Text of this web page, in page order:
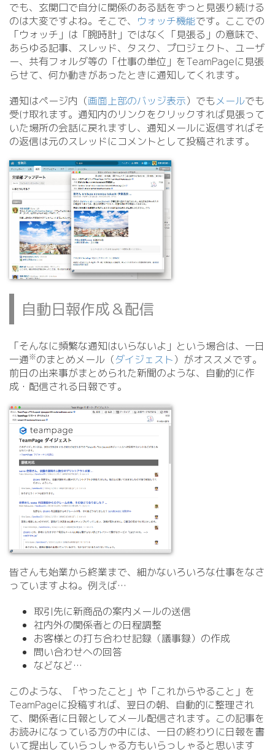
でも、玄関口で自分に関係のある話をずっと見張り続ける
のは大変ですよね。そこで、 ウォッチ機能です。ここでの
「ウォッチ」は「腕時計」ではなく「見張る」の意味で、
あらゆる記事、スレッド、タスク、プロジェクト、ユーザ
ー、共有フォルダ等の「仕事の単位」をTeamPageに見張
らせて、何か動きがあったときに通知してくれます。
通知はページ内（画面上部のバッジ表示）でもメールでも
受け取れます。通知内のリンクをクリックすれば見張って
いた場所の会話に戻れますし、通知メールに返信すればそ
の返信は元のスレッドにコメントとして投稿されます。
自動日報作成＆配信
「そんなに頻繁な通知はいらないよ」という場合は、一日
一通※のまとめメール（ダイジェスト）がオススメです。
前日の出来事がまとめられた新聞のような、自動的に作
成・配信される日報です。
皆さんも始業から終業まで、細かないろいろな仕事をなさ
っていますよね。例えば…
取引先に新商品の案内メールの送信
社内外の関係者との日程調整
お客様との打ち合わせ記録（議事録）の作成
問い合わせへの回答
などなど…
このような、「やったこと」や「これからやること」を
TeamPageに投稿すれば、翌日の朝、自動的に整理され
て、関係者に日報としてメール配信されます。この記事を
お読みになっている方の中には、一日の終わりに日報を書
いて提出していらっしゃる方もいらっしゃると思います